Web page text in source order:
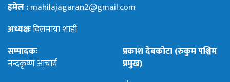
इमेल :mahilajagaran2@gmail.com
अध्यक्षःदिलमाया शाही
सम्पादकः
नन्दकृष्ण आचार्य
प्रकाश देबकोटा (रुकुम पश्चिम
प्रमुख)